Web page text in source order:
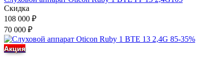
Скидка
108 000 ₽
70 000 ₽
-35%
Акция